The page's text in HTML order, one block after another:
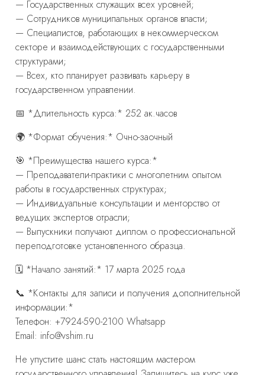
— Государственных служащих всех уровней;
— Сотрудников муниципальных органов власти;
— Специалистов, работающих в некоммерческом
секторе и взаимодействующих с государственными
структурами;
— Всех, кто планирует развивать карьеру в
государственном управлении.
📅 *Длительность курса:* 252 ак.часов
🌍 *Формат обучения:* Очно-заочный
🎯 *Преимущества нашего курса:*
— Преподаватели-практики с многолетним опытом
работы в государственных структурах;
— Индивидуальные консультации и менторство от
ведущих экспертов отрасли;
— Выпускники получают диплом о профессиональной
переподготовке установленного образца.
🗓 *Начало занятий:* 17 марта 2025 года
📞 *Контакты для записи и получения дополнительной
информации:*
Телефон: +7924-590-2100 Whatsapp
Email: info@vshim.ru
Не упустите шанс стать настоящим мастером